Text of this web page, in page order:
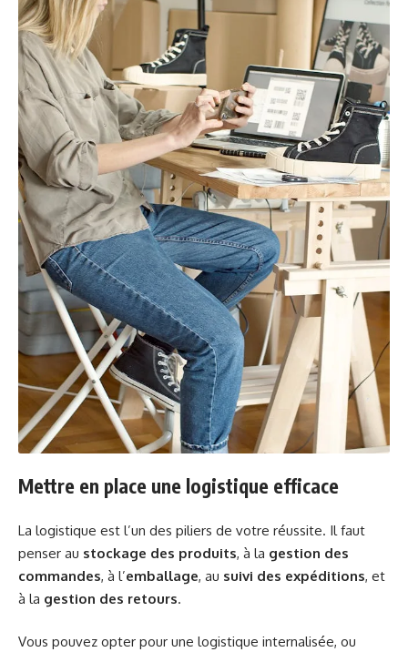
Mettre en place une logistique efficace
La logistique est l’un des piliers de votre réussite. Il faut
penser au stockage des produits, à la gestion des
commandes, à l’emballage, au suivi des expéditions, et
à la gestion des retours.
Vous pouvez opter pour une logistique internalisée, ou